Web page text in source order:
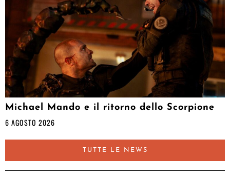
Michael Mando e il ritorno dello Scorpione
6 AGOSTO 2026
TUTTE LE NEWS